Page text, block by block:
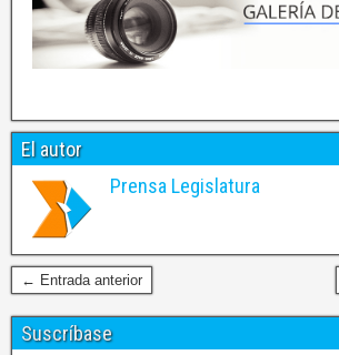
El autor
Prensa Legislatura
← Entrada anterior
Suscríbase